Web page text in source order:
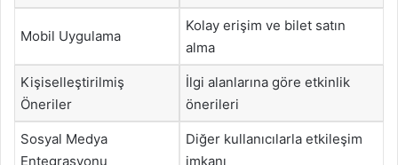
Mobil Uygulama
Kolay erişim ve bilet satın
alma
Kişiselleştirilmiş
Öneriler
İlgi alanlarına göre etkinlik
önerileri
Sosyal Medya
Entegrasyonu
Diğer kullanıcılarla etkileşim
imkanı